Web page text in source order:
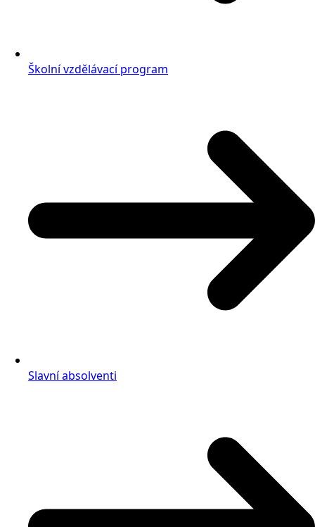
Školní vzdělávací program
Slavní absolventi